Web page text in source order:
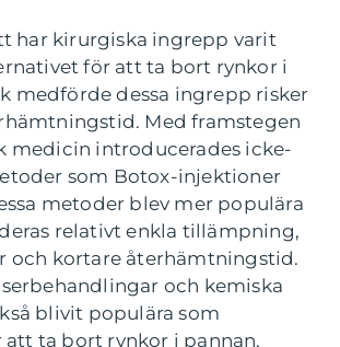
har kirurgiska ingrepp varit
för att ta bort rynkor i
medförde dessa ingrepp risker
Med framstegen
medicin introducerades icke-
som Botox-injektioner
metoder blev mer populära
relativt enkla tillämpning,
och kortare återhämtningstid.
och kemiska
blivit populära som
ta bort rynkor i pannan.